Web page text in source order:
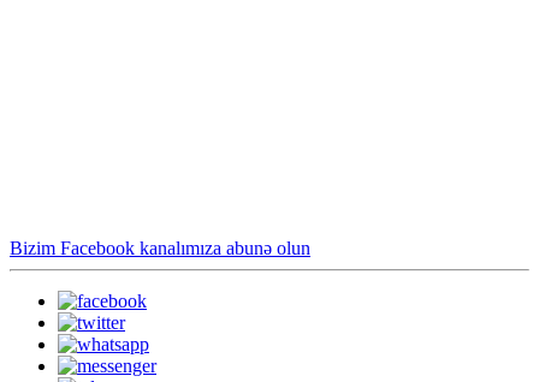
Bizim Facebook kanalımıza abunə olun